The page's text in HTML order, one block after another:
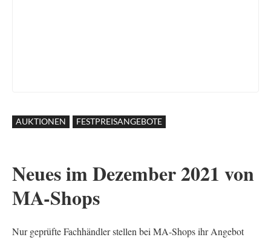
AUKTIONEN FESTPREISANGEBOTE
Neues im Dezember 2021 von
MA-Shops
Nur geprüfte Fachhändler stellen bei MA-Shops ihr Angebot